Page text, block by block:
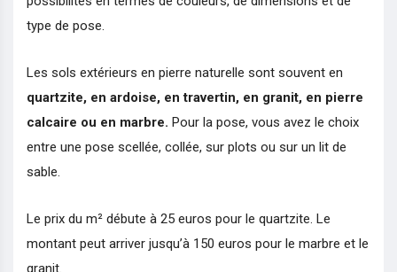
type de pose.
Les sols extérieurs en pierre naturelle sont souvent en
quartzite, en ardoise, en travertin, en granit, en pierre
calcaire ou en marbre. Pour la pose, vous avez le choix
entre une pose scellée, collée, sur plots ou sur un lit de
sable.
Le prix du m² débute à 25 euros pour le quartzite. Le
montant peut arriver jusqu’à 150 euros pour le marbre et le
granit.